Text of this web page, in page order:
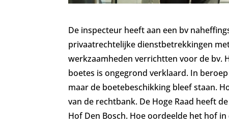
De inspecteur heeft aan een bv
privaatrechtelijke dienstbetrekkingen
werkzaamheden verrichtten voor de bv.
boetes is ongegrond verklaard. In
maar de boetebeschikking bleef staan.
van de rechtbank. De Hoge Raad heeft
Hof Den Bosch. Hoe oordeelde het hof in